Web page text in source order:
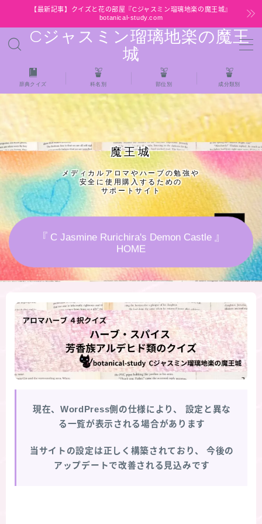
【最新記事】クイズと花の部屋『Cジャスミン瑠璃地楽の魔王城』
botanical-study.com
Cジャスミン瑠璃地楽の魔王
城
MENU
HOME
【最新】クイズと花の部屋
★全種/アロマハーブスパイス基材 プチ辞典ク
イズ＆プチ辞典
★アロマ検定＋αクイズ
★アロマハーブ傾向チェック
秘密部屋
お知らせ
Cジャスミン瑠璃地楽の主な活動先リンク集
プロフィール
辞典クイズ 科名別 部位別 成分類別
魔王城
メディカルアロマやハーブの勉強や
安全に使用購入するための
サポートサイト
『 C Jasmine Rurichira's Demon Castle 』
HOME
現在、WordPress側の仕様により、
設定と異な
る一覧が表示される場合があります
当サイトの設定は正しく構築されており、
今後の
アップデートで改善される見込みです